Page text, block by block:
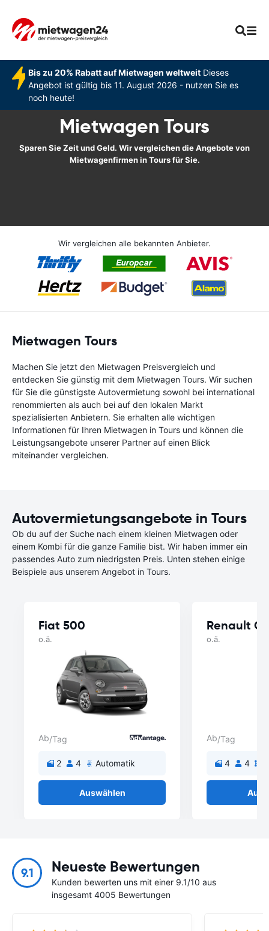
Bis zu 20% Rabatt auf Mietwagen weltweitDieses
Angebot ist gültig bis 11. August 2026 - nutzen Sie es
noch heute!
Mietwagen Tours
Sparen Sie Zeit und Geld. Wir vergleichen die Angebote von
Mietwagenfirmen in Tours für Sie.
Wir vergleichen alle bekannten Anbieter.
Mietwagen Tours
Machen Sie jetzt den Mietwagen Preisvergleich und
entdecken Sie günstig mit dem Mietwagen Tours. Wir suchen
für Sie die günstigste Autovermietung sowohl bei international
renommierten als auch bei auf den lokalen Markt
spezialisierten Anbietern. Sie erhalten alle wichtigen
Informationen für Ihren Mietwagen in Tours und können die
Leistungsangebote unserer Partner auf einen Blick
miteinander vergleichen.
Autovermietungsangebote in Tours
Ob du auf der Suche nach einem kleinen Mietwagen oder
einem Kombi für die ganze Familie bist. Wir haben immer ein
passendes Auto zum niedrigsten Preis. Unten stehen einige
Beispiele aus unserem Angebot in Tours.
Fiat 500
o.ä.
Ab/Tag
2 4 Automatik
Auswählen
Renault
o.ä.
Ab/Tag
4 4
9.1 Neueste Bewertungen
Kunden bewerten uns mit einer 9.1/10 aus
insgesamt 4005 Bewertungen